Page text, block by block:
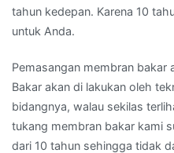
tahun kedepan. Karena 10
untuk Anda.
Pemasangan membran bakar
Bakar akan di lakukan oleh
bidangnya, walau sekilas
tukang membran bakar kami
dari 10 tahun sehingga tidak